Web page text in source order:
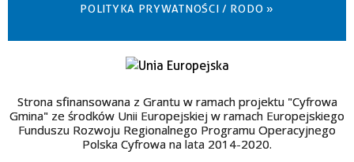
POLITYKA PRYWATNOŚCI / RODO »
Strona sfinansowana z Grantu w ramach projektu "Cyfrowa
Gmina" ze środków Unii Europejskiej w ramach Europejskiego
Funduszu Rozwoju Regionalnego Programu Operacyjnego
Polska Cyfrowa na lata 2014-2020.